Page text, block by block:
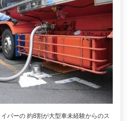
バーの 約8割が大型車未経験からのス